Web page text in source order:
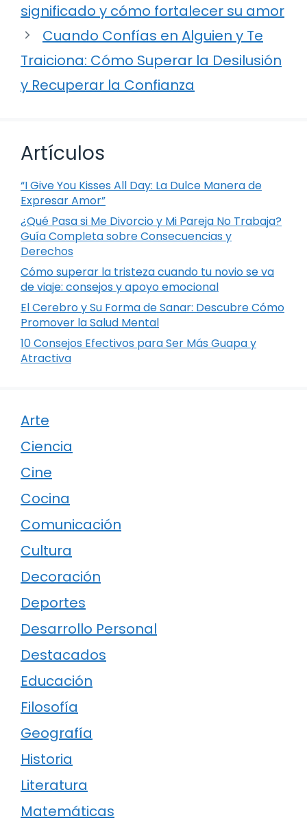
significado y cómo fortalecer su amor
Cuando Confías en Alguien y Te
Traiciona: Cómo Superar la Desilusión
y Recuperar la Confianza
Artículos
“I Give You Kisses All Day: La Dulce Manera de
Expresar Amor”
¿Qué Pasa si Me Divorcio y Mi Pareja No Trabaja?
Guía Completa sobre Consecuencias y
Derechos
Cómo superar la tristeza cuando tu novio se va
de viaje: consejos y apoyo emocional
El Cerebro y Su Forma de Sanar: Descubre Cómo
Promover la Salud Mental
10 Consejos Efectivos para Ser Más Guapa y
Atractiva
Arte
Ciencia
Cine
Cocina
Comunicación
Cultura
Decoración
Deportes
Desarrollo Personal
Destacados
Educación
Filosofía
Geografía
Historia
Literatura
Matemáticas